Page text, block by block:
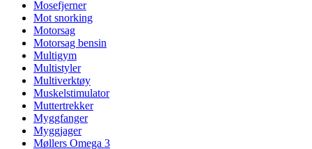
Mosefjerner
Mot snorking
Motorsag
Motorsag bensin
Multigym
Multistyler
Multiverktøy
Muskelstimulator
Muttertrekker
Myggfanger
Myggjager
Møllers Omega 3